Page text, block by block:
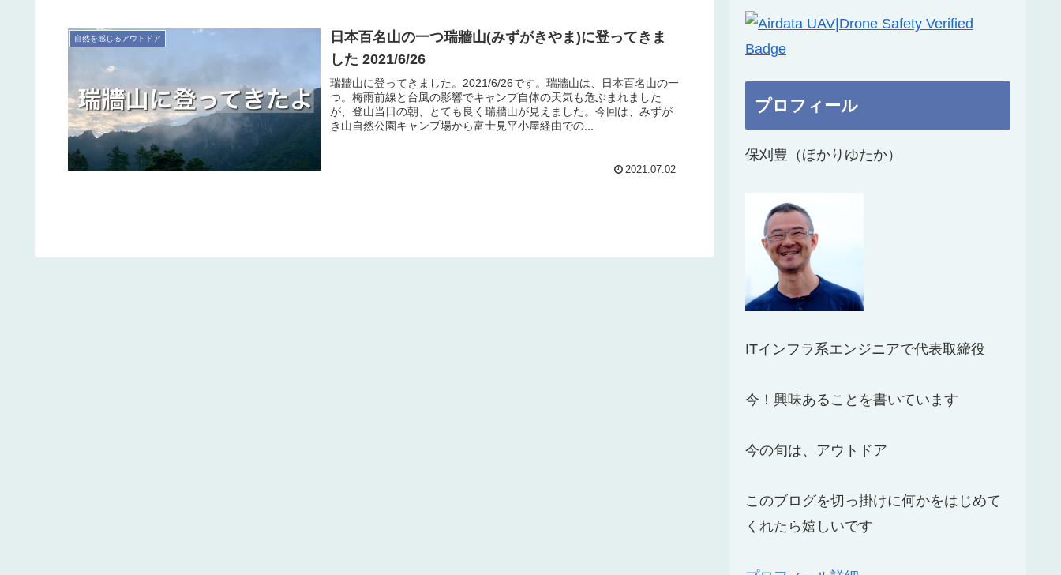
自然を感じるアウトドア
日本百名山の一つ瑞牆山(みずがきやま)に登ってきま
した 2021/6/26
瑞牆山に登ってきました。2021/6/26です。瑞牆山は、日本百名山の一
つ。梅雨前線と台風の影響でキャンプ自体の天気も危ぶまれました
が、登山当日の朝、とても良く瑞牆山が見えました。今回は、みずが
き山自然公園キャンプ場から富士見平小屋経由での...
2021.07.02
プロフィール
保刈豊（ほかりゆたか）
ITインフラ系エンジニアで代表取締役
今！興味あることを書いています
今の旬は、アウトドア
このブログを切っ掛けに何かをはじめて
くれたら嬉しいです